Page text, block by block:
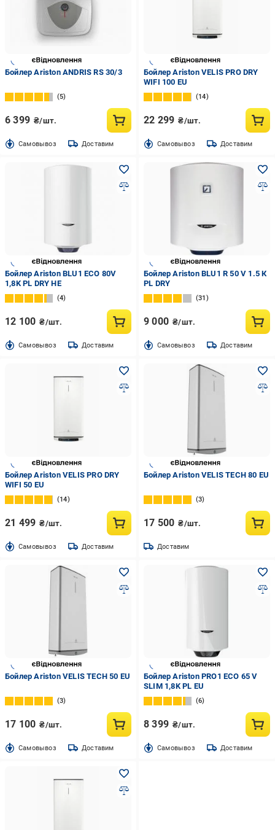
Бойлер Ariston ANDRIS RS 30/3
5
6 399 ₴/шт.
Cамовывоз Доставим
Бойлер Ariston VELIS PRO DRY
WIFI 100 EU
14
22 299 ₴/шт.
Cамовывоз Доставим
Бойлер Ariston BLU1 ECO 80V
1,8K PL DRY HE
4
12 100 ₴/шт.
Cамовывоз Доставим
Бойлер Ariston BLU1 R 50 V 1.5 К
PL DRY
31
9 000 ₴/шт.
Cамовывоз Доставим
Бойлер Ariston VELIS PRO DRY
WIFI 50 EU
14
21 499 ₴/шт.
Cамовывоз Доставим
Бойлер Ariston VELIS TECH 80 EU
3
17 500 ₴/шт.
Доставим
Бойлер Ariston VELIS TECH 50 EU
3
17 100 ₴/шт.
Cамовывоз Доставим
Бойлер Ariston PRO1 ECO 65 V
SLIM 1,8K PL EU
6
8 399 ₴/шт.
Cамовывоз Доставим